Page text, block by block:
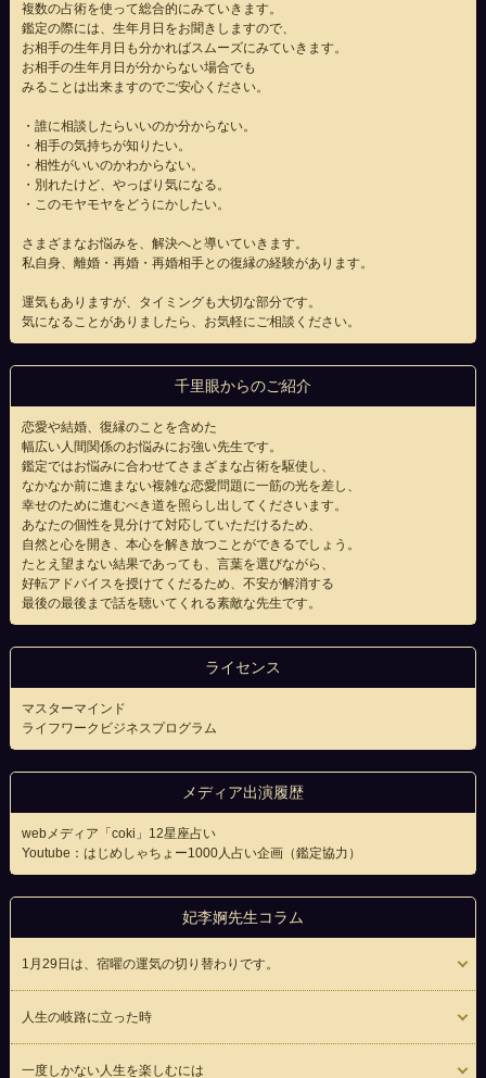
複数の占術を使って総合的にみていきます。
鑑定の際には、生年月日をお聞きしますので、
お相手の生年月日も分かればスムーズにみていきます。
お相手の生年月日が分からない場合でも
みることは出来ますのでご安心ください。
・誰に相談したらいいのか分からない。
・相手の気持ちが知りたい。
・相性がいいのかわからない。
・別れたけど、やっぱり気になる。
・このモヤモヤをどうにかしたい。
さまざまなお悩みを、解決へと導いていきます。
私自身、離婚・再婚・再婚相手との復縁の経験があります。
運気もありますが、タイミングも大切な部分です。
気になることがありましたら、お気軽にご相談ください。
千里眼からのご紹介
恋愛や結婚、復縁のことを含めた
幅広い人間関係のお悩みにお強い先生です。
鑑定ではお悩みに合わせてさまざまな占術を駆使し、
なかなか前に進まない複雑な恋愛問題に一筋の光を差し、
幸せのために進むべき道を照らし出してくださいます。
あなたの個性を見分けて対応していただけるため、
自然と心を開き、本心を解き放つことができるでしょう。
たとえ望まない結果であっても、言葉を選びながら、
好転アドバイスを授けてくだるため、不安が解消する
最後の最後まで話を聴いてくれる素敵な先生です。
ライセンス
マスターマインド
ライフワークビジネスプログラム
メディア出演履歴
webメディア「coki」12星座占い
Youtube：はじめしゃちょー1000人占い企画（鑑定協力）
妃李婀先生コラム
1月29日は、宿曜の運気の切り替わりです。
人生の岐路に立った時
一度しかない人生を楽しむには